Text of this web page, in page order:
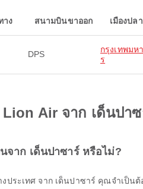
าง สนามบินขาออก เมืองปล
DPS
กรุงเทพมห
ร
Air จาก เด็นปา
าก เด็นปาซาร์ หรือไม่?
ประเทศ จาก เด็นปาซาร์ คุณจำเป็น